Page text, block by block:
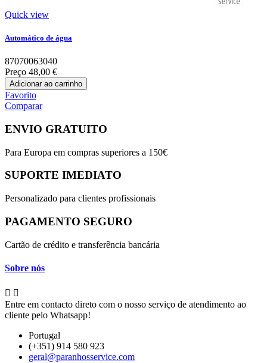
Quick view
Automático de água
87070063040
Preço 48,00 €
Adicionar ao carrinho
Favorito
Comparar
ENVIO GRATUITO
Para Europa em compras superiores a 150€
SUPORTE IMEDIATO
Personalizado para clientes profissionais
PAGAMENTO SEGURO
Cartão de crédito e transferência bancária
Sobre nós
 
Entre em contacto direto com o nosso serviço de atendimento ao
cliente pelo Whatsapp!
Portugal
(+351) 914 580 923
geral@paranhosservice.com